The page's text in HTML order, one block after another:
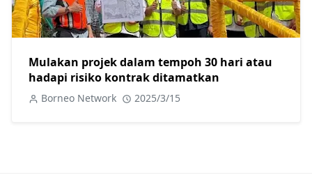
Mulakan projek dalam tempoh 30 hari atau
hadapi risiko kontrak ditamatkan
Borneo Network 2025/3/15